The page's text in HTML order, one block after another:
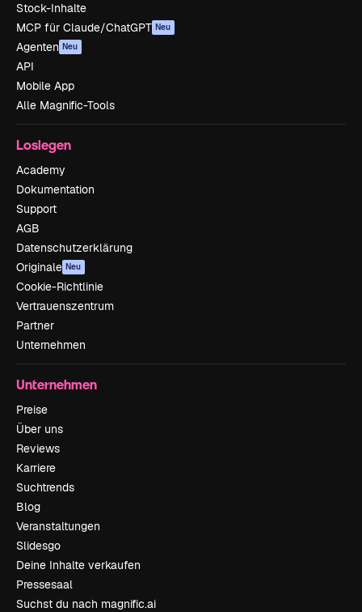
Stock-Inhalte
MCP für Claude/ChatGPT Neu
Agenten Neu
API
Mobile App
Alle Magnific-Tools
Loslegen
Academy
Dokumentation
Support
AGB
Datenschutzerklärung
Originale Neu
Cookie-Richtlinie
Vertrauenszentrum
Partner
Unternehmen
Unternehmen
Preise
Über uns
Reviews
Karriere
Suchtrends
Blog
Veranstaltungen
Slidesgo
Deine Inhalte verkaufen
Pressesaal
Suchst du nach magnific.ai